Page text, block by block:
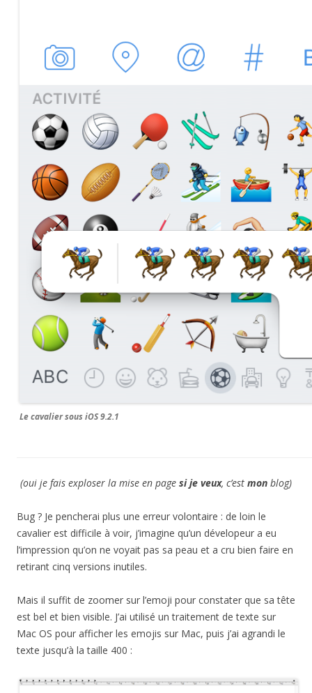
Le cavalier sous iOS 9.2.1
(oui je fais exploser la mise en page si je veux, c’est mon blog)
Bug ? Je pencherai plus une erreur volontaire : de loin le
cavalier est difficile à voir, j’imagine qu’un dévelopeur a eu
l’impression qu’on ne voyait pas sa peau et a cru bien faire en
retirant cinq versions inutiles.
Mais il suffit de zoomer sur l’emoji pour constater que sa tête
est bel et bien visible. J’ai utilisé un traitement de texte sur
Mac OS pour afficher les emojis sur Mac, puis j’ai agrandi le
texte jusqu’à la taille 400 :